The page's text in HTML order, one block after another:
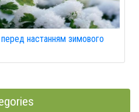
настанням зимового